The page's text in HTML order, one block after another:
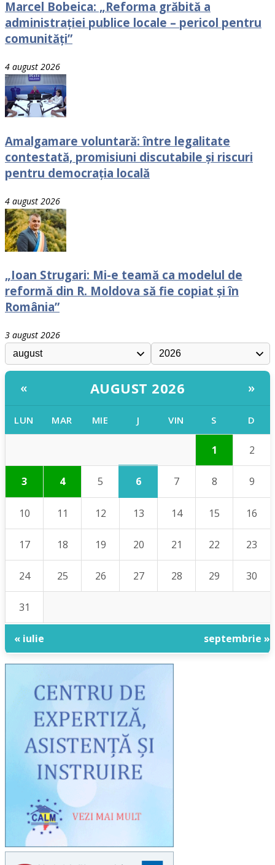
Marcel Bobeica: „Reforma grăbită a
administrației publice locale – pericol pentru
comunități”
4 august 2026
Amalgamare voluntară: între legalitate
contestată, promisiuni discutabile și riscuri
pentru democrația locală
4 august 2026
„Ioan Strugari: Mi-e teamă ca modelul de
reformă din R. Moldova să fie copiat și în
România”
3 august 2026
« AUGUST 2026 »
LUN MAR MIE J VIN S D
1 2
3 4 5 6 7 8 9
10 11 12 13 14 15 16
17 18 19 20 21 22 23
24 25 26 27 28 29 30
31
« iulie septembrie »